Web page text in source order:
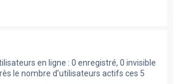
en ligne : 0 enregistré, 0 invisible
le nombre d’utilisateurs actifs ces 5